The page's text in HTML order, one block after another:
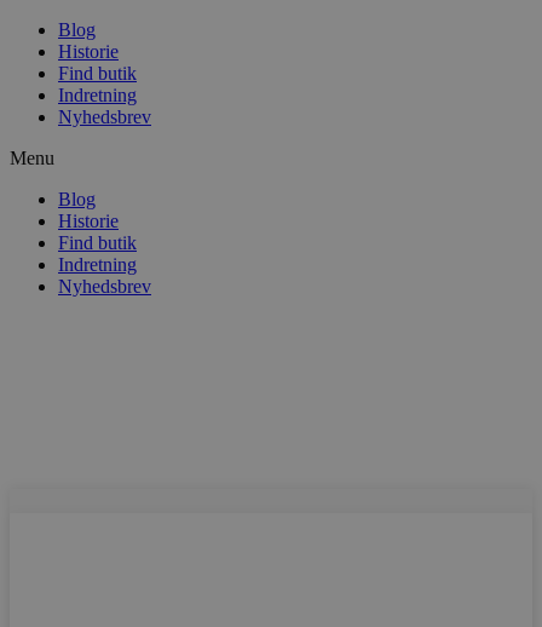
Blog
Historie
Find butik
Indretning
Nyhedsbrev
Menu
Blog
Historie
Find butik
Indretning
Nyhedsbrev